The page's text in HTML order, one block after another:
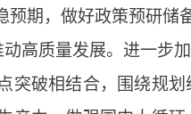
期，做好政策预研储
高质量发展。进一步
突破相结合，围绕规